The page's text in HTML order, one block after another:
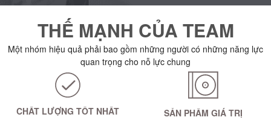
THẾ MẠNH CỦA TEAM
Một nhóm hiệu quả phải bao gồm những người có những năng lực
quan trọng cho nỗ lực chung
CHẤT LƯỢNG TỐT NHẤT SẢN PHẨM GIÁ TRỊ